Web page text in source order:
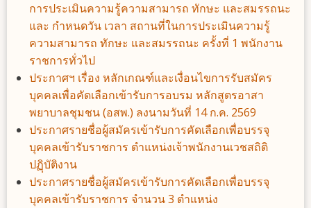
การประเมินความรู้ความสามารถ ทักษะ และสมรรถนะ
และ กำหนดวัน เวลา สถานที่ในการประเมินความรู้
ความสามารถ ทักษะ และสมรรถนะ ครั้งที่ 1 พนักงาน
ราชการทั่วไป
ประกาศฯ เรื่อง หลักเกณฑ์และเงื่อนไขการรับสมัคร
บุคคลเพื่อคัดเลือกเข้ารับการอบรม หลักสูตรอาสา
พยาบาลชุมชน (อสพ.) ลงนามวันที่ 14 ก.ค. 2569
ประกาศรายชื่อผู้สมัครเข้ารับการคัดเลือกเพื่อบรรจุ
บุคคลเข้ารับราชการ ตำแหน่งเจ้าพนักงานเวชสถิติ
ปฏฺิบัติงาน
ประกาศรายชื่อผู้สมัครเข้ารับการคัดเลือกเพื่อบรรจุ
บุคคลเข้ารับราชการ จำนวน 3 ตำแหน่ง